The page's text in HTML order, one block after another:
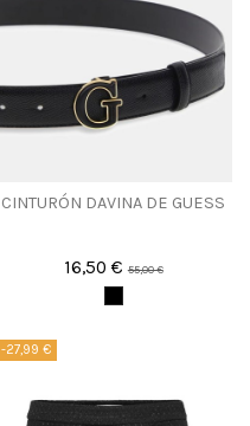
CINTURÓN DAVINA DE GUESS
16,50 €55,00 €
-27,99 €